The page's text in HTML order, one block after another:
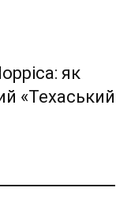
як
«Техаський